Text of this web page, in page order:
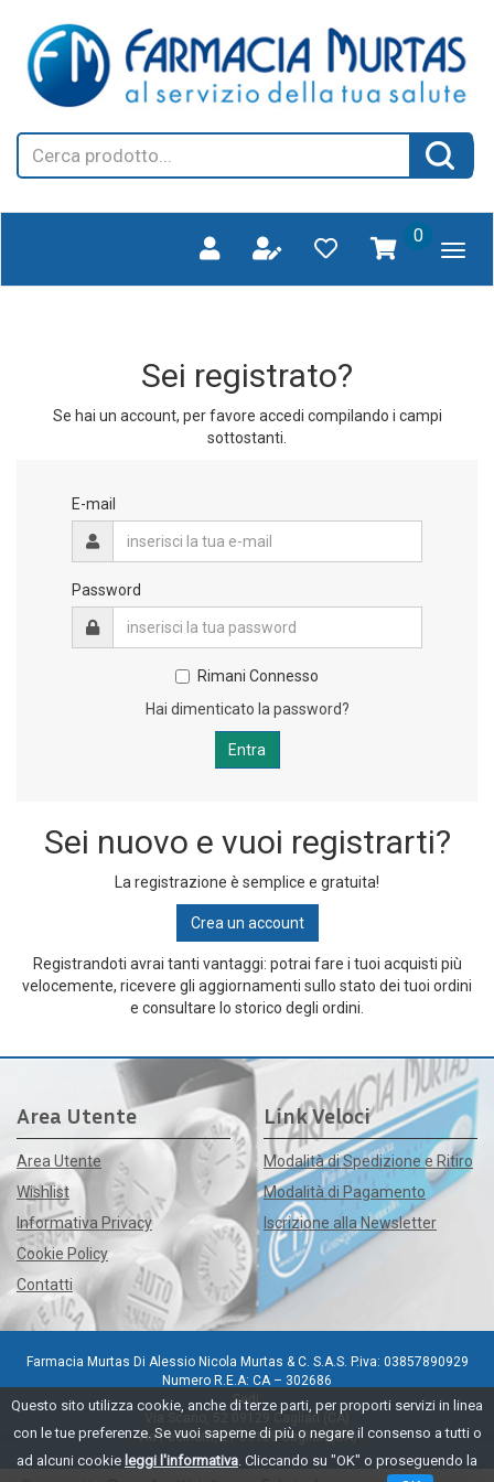
contenuto
principale
Questo sito utilizza cookie, anche di terze parti, per proporti servizi in linea
con le tue preferenze. Se vuoi saperne di più o negare il consenso a tutti o
ad alcuni cookie leggi l'informativa . Cliccando su "OK" o proseguendo la
SCANO
Cerca
Prodotto
0prodotti
inseriti
Sei registrato?
Se hai un account, per favore accedi compilando i campi
sottostanti.
E-mail
Password
Rimani Connesso
Hai dimenticato la password?
Sei nuovo e vuoi registrarti?
La registrazione è semplice e gratuita!
Crea un account
Registrandoti avrai tanti vantaggi: potrai fare i tuoi acquisti più
velocemente, ricevere gli aggiornamenti sullo stato dei tuoi ordini
e consultare lo storico degli ordini.
Area Utente
Area Utente
Wishlist
Informativa Privacy
Cookie Policy
Contatti
Link Veloci
Modalità di Spedizione e Ritiro
Modalità di Pagamento
Iscrizione alla Newsletter
Farmacia Murtas Di Alessio Nicola Murtas & C. S.A.S. P.iva: 03857890929
Numero R.E.A: CA – 302686
Sedi:
Via Scano, 52 09129 Cagliari (CA)
Via Pacinotti, 21 09128 Cagliari (CA)